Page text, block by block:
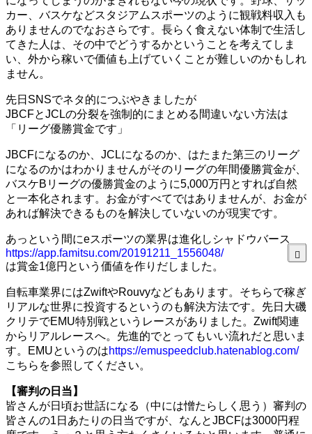
カー、バスケなどスタジアムスポーツのように観戦料収入も
ありませんのでなおさらです。長らく食えない体制で生活し
てきた人は、その中でどうするかということを考えてしま
い、外から稼いで価値も上げていくことが難しいのかもしれ
ません。
先日SNSでネタ的につぶやきましたが
JBCFとJCLの分裂を強制的にまとめる間違いない方法は
「リーグ優勝賞金です」
JBCFになるのか、JCLになるのか、はたまた第三のリーグ
になるのかはわかりませんがそのリーグの年間優勝賞金が、
バスケBリーグの優勝賞金のように5,000万円とすれば自然
と一本化されます。お金がすべてではありませんが、お金が
あれば解決できるものを解決していないのが現実です。
あっという間にeスポーツの業界は進化しシャドウバース
https://app.famitsu.com/20191211_1556048/
は賞金1億円という価値を作りだしました。
自転車業界にはZwiftやRouvyなどもあります。そちらで稼ぎ
リアルな世界に投資するというのも解決方法です。先日大磯
クリテでEMU特別戦というレースがありました。Zwift関連
からリアルレースへ。先進的でとってもいい流れだと思いま
す。EMUというのはhttps://emuspeedclub.hatenablog.com/
こちらを参照してください。
【審判の日当】
皆さんが日頃お世話になる（中には憎たらしく思う）審判の
皆さんの1日あたりの日当ですが、なんとJBCFは3000円程